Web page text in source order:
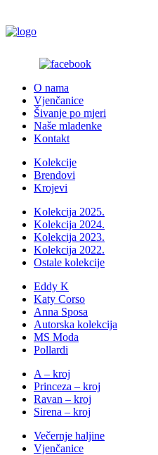
O nama
Vjenčanice
Šivanje po mjeri
Naše mladenke
Kontakt
Kolekcije
Brendovi
Krojevi
Kolekcija 2025.
Kolekcija 2024.
Kolekcija 2023.
Kolekcija 2022.
Ostale kolekcije
Eddy K
Katy Corso
Anna Sposa
Autorska kolekcija
MS Moda
Pollardi
A – kroj
Princeza – kroj
Ravan – kroj
Sirena – kroj
Večernje haljine
Vjenčanice